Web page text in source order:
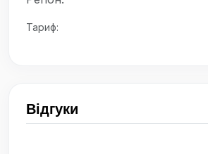
Тариф:
Відгуки